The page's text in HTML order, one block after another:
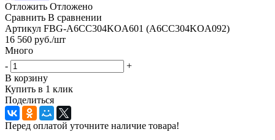
Отложить Отложено
Сравнить В сравнении
Артикул FBG-A6CC304KOA601 (A6CC304KOA092)
16 560 руб./шт
Много
-
+
В корзину
Купить в 1 клик
Поделиться
Перед оплатой уточните наличие товара!